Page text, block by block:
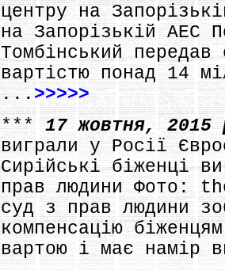
центру на
на Запорізькій АЕС
Томбінський передав
вартістю понад 14
...>>>>>
***17 жовтня,
виграли у Росії
Сирійські біженці
прав людини Фото:
суд з прав людини
компенсацію
вартою і має намір